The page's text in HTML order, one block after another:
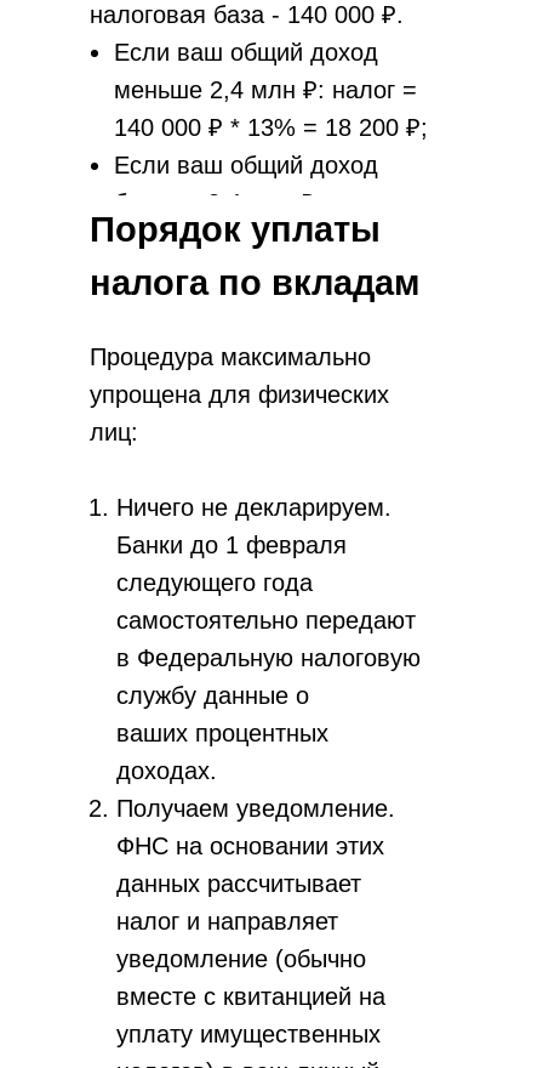
налоговая база - 140 000 ₽.
Если ваш общий доход
меньше 2,4 млн ₽: налог =
140 000 ₽ * 13% = 18 200 ₽;
Если ваш общий доход
больше 2,4 млн ₽: налог =
140 000 ₽ * 15% = 21 000 ₽.
Порядок уплаты
налога по вкладам
Процедура максимально
упрощена для физических
лиц:
Ничего не декларируем.
Банки до 1 февраля
следующего года
самостоятельно передают
в Федеральную налоговую
службу данные о
ваших процентных
доходах.
Получаем уведомление.
ФНС на основании этих
данных рассчитывает
налог и направляет
уведомление (обычно
вместе с квитанцией на
уплату имущественных